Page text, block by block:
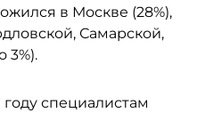
в Москве (28%),
Самарской,
3%).
специалистам